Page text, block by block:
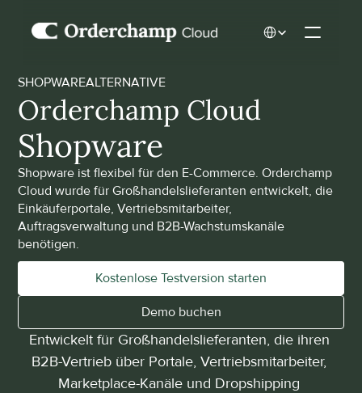
SHOPWAREALTERNATIVE
Orderchamp Cloud
Shopware
Shopware ist flexibel für den E-Commerce. Orderchamp
Cloud wurde für Großhandelslieferanten entwickelt, die
Einkäuferportale, Vertriebsmitarbeiter,
Auftragsverwaltung und B2B-Wachstumskanäle
benötigen.
Kostenlose Testversion starten
Demo buchen
Entwickelt für Großhandelslieferanten, die ihren
B2B-Vertrieb über Portale, Vertriebsmitarbeiter,
Marketplace-Kanäle und Dropshipping